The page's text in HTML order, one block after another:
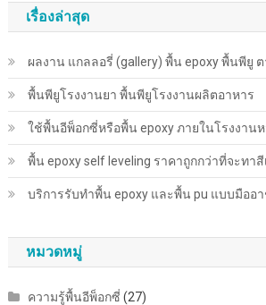
เรื่องล่าสุด
ผลงาน แกลลอรี่ (gallery) พื้น epoxy พื้นพียู
พื้นพียู​โรงงานยา พื้นพียู​โรงงานผลิตอาหาร
ใช้พื้นอีพ็อกซี่หรือพื้น epoxy ภายในโรงงาน
พื้น epoxy self leveling ราคาถูกกว่าที่จะทาสี
บริการรับทำพื้น epoxy และพื้น pu แบบมืออ
หมวดหมู่
ความรู้พื้นอีพ็อกซี่ (27)